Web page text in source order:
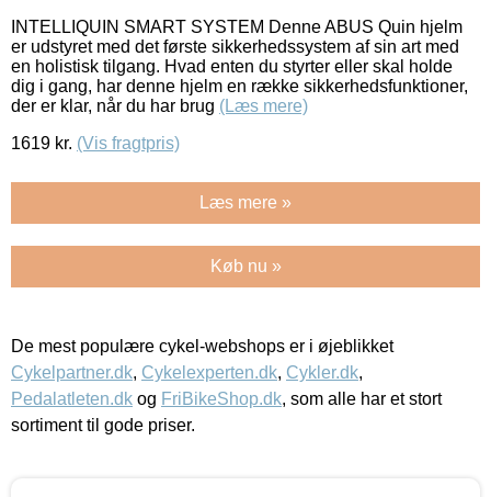
INTELLIQUIN SMART SYSTEM Denne ABUS Quin hjelm
er udstyret med det første sikkerhedssystem af sin art med
en holistisk tilgang. Hvad enten du styrter eller skal holde
dig i gang, har denne hjelm en række sikkerhedsfunktioner,
der er klar, når du har brug (Læs mere)
1619 kr. (Vis fragtpris)
Læs mere »
Køb nu »
De mest populære cykel-webshops er i øjeblikket
Cykelpartner.dk, Cykelexperten.dk, Cykler.dk,
Pedalatleten.dk og FriBikeShop.dk, som alle har et stort
sortiment til gode priser.